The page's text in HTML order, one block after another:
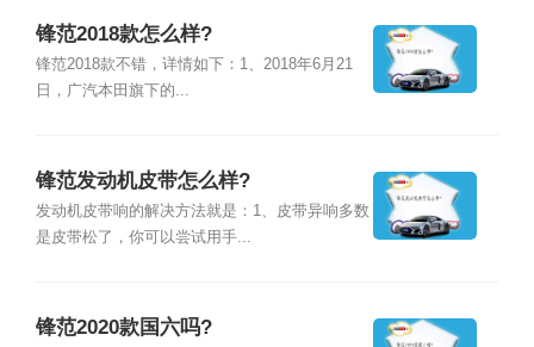
锋范2018款怎么样?
锋范2018款不错，详情如下：1、2018年6月21
日，广汽本田旗下的...
锋范发动机皮带怎么样?
发动机皮带响的解决方法就是：1、皮带异响多数
是皮带松了，你可以尝试用手...
锋范2020款国六吗?